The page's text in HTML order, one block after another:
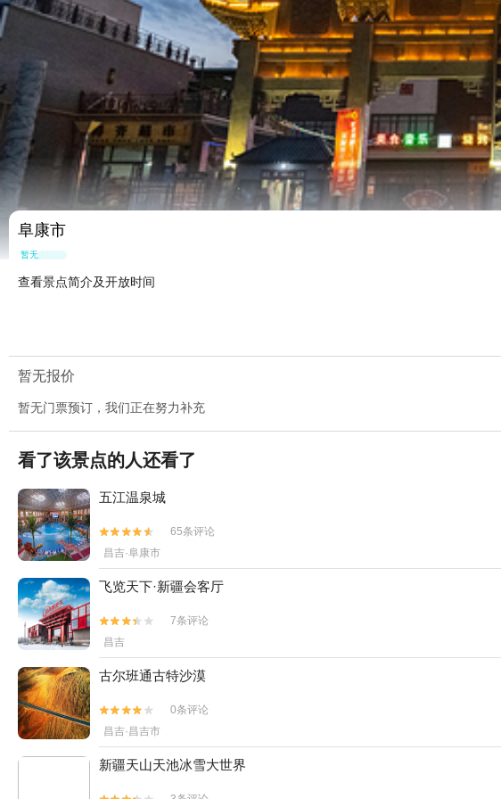
阜康市
暂无点评
查看景点简介及开放时间
暂无报价
暂无门票预订，我们正在努力补充
看了该景点的人还看了
五江温泉城


65条评论
昌吉·阜康市
飞览天下·新疆会客厅


7条评论
昌吉
古尔班通古特沙漠


0条评论
昌吉·昌吉市
新疆天山天池冰雪大世界